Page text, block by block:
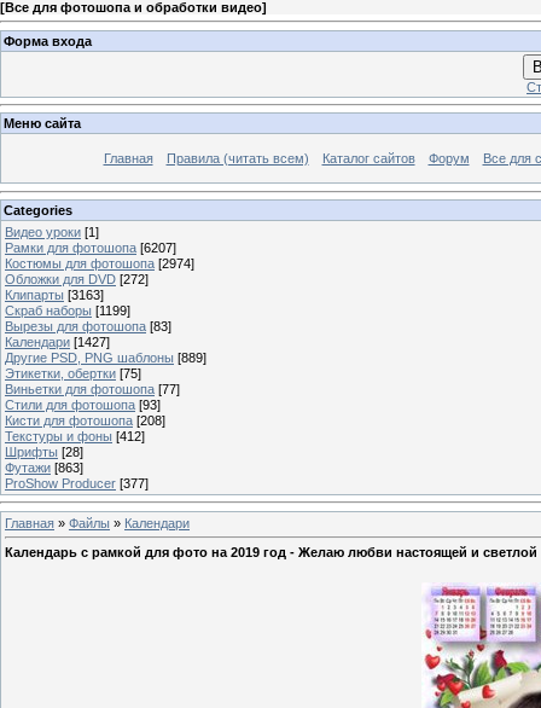
[Все для фотошопа и обработки видео]
Форма входа
Меню сайта
Главная Правила (читать всем) Каталог сайтов Форум Все для
Categories
Видео уроки [1]
Рамки для фотошопа [6207]
Костюмы для фотошопа [2974]
Обложки для DVD [272]
Клипарты [3163]
Скраб наборы [1199]
Вырезы для фотошопа [83]
Календари [1427]
Другие PSD, PNG шаблоны [889]
Этикетки, обертки [75]
Виньетки для фотошопа [77]
Стили для фотошопа [93]
Кисти для фотошопа [208]
Текстуры и фоны [412]
Шрифты [28]
Футажи [863]
ProShow Producer [377]
Главная » Файлы » Календари
Календарь с рамкой для фото на 2019 год - Желаю любви настоящей и светлой